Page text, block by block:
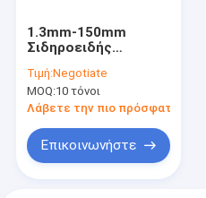
1.3mm-150mm
Σιδηροειδής
ανοξείδωτο χάλυβα
SS304 316 304L 316L
Τιμή:Negotiate
MOQ:10 τόνοι
Λάβετε την πιο πρόσφατη τιμή
Επικοινωνήστε